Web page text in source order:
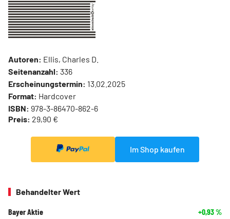
Autoren: Ellis, Charles D.
Seitenanzahl: 336
Erscheinungstermin: 13.02.2025
Format: Hardcover
ISBN: 978-3-86470-862-6
Preis: 29,90 €
Im Shop kaufen
Behandelter Wert
Bayer Aktie +0,93%